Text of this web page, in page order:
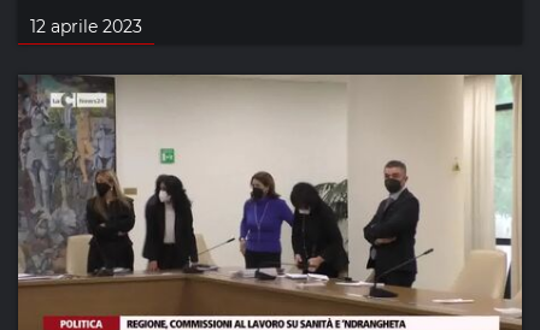
12 aprile 2023